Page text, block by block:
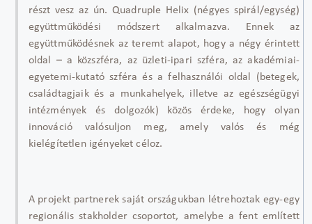
részt vesz az ún. Quadruple Helix (négyes spirál/egység)
együttműködési módszert alkalmazva. Ennek az
együttműködésnek az teremt alapot, hogy a négy érintett
oldal – a közszféra, az üzleti-ipari szféra, az akadémiai-
egyetemi-kutató szféra és a felhasználói oldal (betegek,
családtagjaik és a munkahelyek, illetve az egészségügyi
intézmények és dolgozók) közös érdeke, hogy olyan
innováció valósuljon meg, amely valós és még
kielégítetlen igényeket céloz.
A projekt partnerek saját országukban létrehoztak egy-egy
regionális stakholder csoportot, amelybe a fent említett